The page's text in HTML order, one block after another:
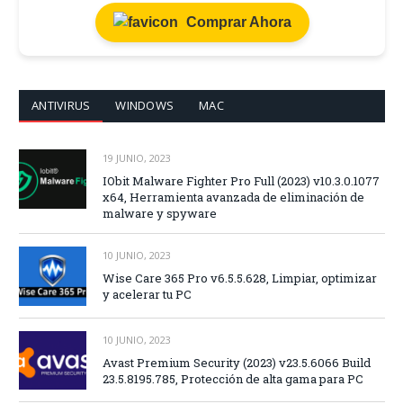
Comprar Ahora
ANTIVIRUS WINDOWS MAC
19 JUNIO, 2023
IObit Malware Fighter Pro Full (2023) v10.3.0.1077
x64, Herramienta avanzada de eliminación de
malware y spyware
10 JUNIO, 2023
Wise Care 365 Pro v6.5.5.628, Limpiar, optimizar
y acelerar tu PC
10 JUNIO, 2023
Avast Premium Security (2023) v23.5.6066 Build
23.5.8195.785, Protección de alta gama para PC